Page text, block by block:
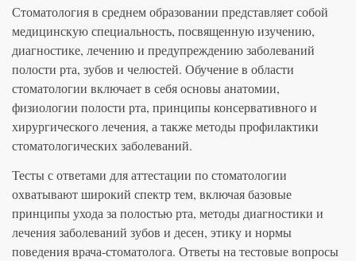
(среднее)
-
тесты
с
ответами
для
аттестации
Стоматология в среднем образовании представляет собой
медицинскую специальность, посвященную изучению,
диагностике, лечению и предупреждению заболеваний
полости рта, зубов и челюстей. Обучение в области
стоматологии включает в себя основы анатомии,
физиологии полости рта, принципы консервативного и
хирургического лечения, а также методы профилактики
стоматологических заболеваний.
Тесты с ответами для аттестации по стоматологии
охватывают широкий спектр тем, включая базовые
принципы ухода за полостью рта, методы диагностики и
лечения заболеваний зубов и десен, этику и нормы
поведения врача-стоматолога. Ответы на тестовые вопросы